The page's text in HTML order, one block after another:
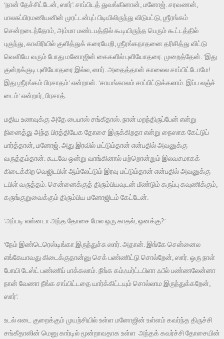
‘நான் தேச்சிட்டேன், ஸார்’. சாப்பிடத் துவங்கினான், மனோஜ். சரவணன்,
பாலசுப்பிரமணியனின் முரட்டன்புப் பிடியிலிருந்து விடுபட்டு, ஶ்ரீரங்கம்
சென்றடைந்தோம், அம்மா மண்டபத்தில் கூடியிருந்த பெரும் கூட்டத்தில்
புகுந்து, காவிரியில் குளித்துக் கரையேறி, ஶ்ரீரங்கநாதனை தரிசித்து விட்டு
வெளியே வரும் போது மனோஜின் கைகளில் புளியோதரை. முறைத்தேன். ‘இது
குன்றக்குடி புளியோதரை இல்ல, ஸார். அதைத்தான் காலைல சாப்பிட்டோமே!
இது ஶ்ரீரங்கம் பிரசாதம்’ என்றான். ‘சாயங்காலம் சாப்பிட்டுக்கலாம். இப்ப லஞ்ச்
டைம்’ என்றார், பிரசாத்.
மதிய உணவுக்கு அதே பைபாஸ் சங்கீதாஸ். நான் மறந்திருப்பேன் என்று
நினைத்து அந்த பிரத்தியேக தோசை இருக்கிறதா என்று நைஸாக கேட்டுப்
பார்த்தான், மனோஜ். அது இரவில் மட்டும்தான் என்பதில் அவனுக்கு
வருத்தம்தான். கூடவே ஒன்று வாங்கினால் மற்றொன்றும் இலவசமாகக்
கிடைக்கிற வெஜிடபிள் ஆம்லேட்டும் இரவு மட்டும்தான் என்பதில் அவனுக்கு
டபிள் வருத்தம். சென்னைக்குத் திரும்பியவுடன் மீண்டும் கருப்பு கவுணிக்கும்,
கருங்குறுவைக்கும் திரும்பிய மனோஜிடம் கேட்டேன்.
‘அப்படி என்னடா அந்த தோசை மேல ஒரு காதல், ஒனக்கு?’
‘நேம் இண்டெரெஸ்டிங்கா இருந்துச்சு ஸார். அதான். இங்கே சென்னைல
எங்கேயாவது கிடைக்குதான்னு செக் பண்ணிட்டு சொல்றேன், ஸார். ஒரு நாள்
போயி டேஸ்ட் பண்ணிப் பாக்கலாம். நீங்க கம்ஃபர்ட்டபிளா ஃபீல் பண்ணலேன்னா
நான் வேணா நீங்க சாப்பிட்டதை யார்க்கிட்டயும் சொல்லாம இருந்துக்கறேன்,
ஸார்’.
உடல் எடை குறைக்கும் முயற்சியில் உள்ள மனோஜின் உள்ளம் கவர்ந்த திருச்சி
சங்கீதாஸின் மெனு கார்டில் மூன்றாவதாக உள்ள அந்தக் கவர்ச்சி தோசையின்